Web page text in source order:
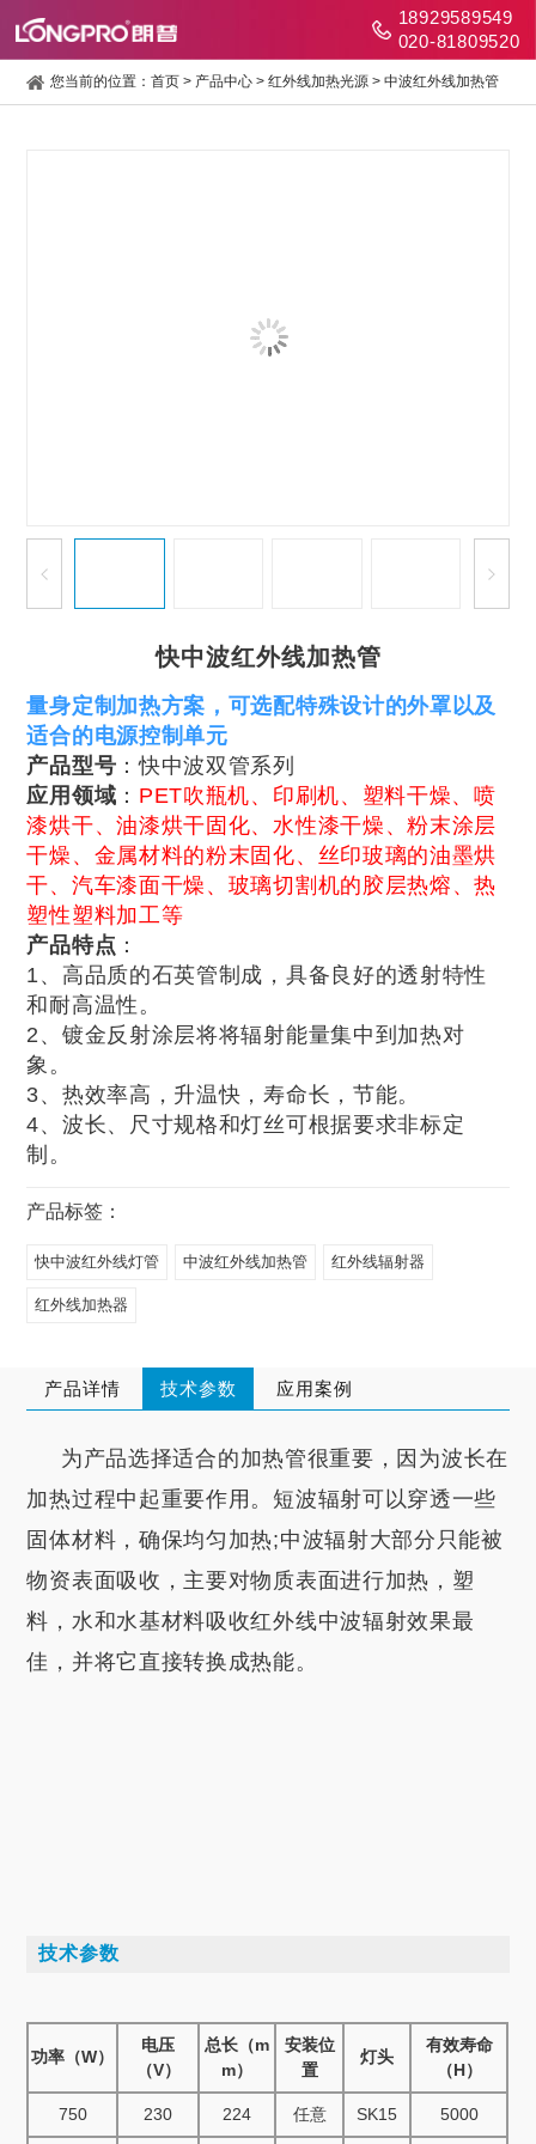
18929589549
020-81809520
您当前的位置：首页 > 产品中心 >红外线加热光源 >中波红外线加热管
快中波红外线加热管
量身定制加热方案，可选配特殊设计的外罩以及
适合的电源控制单元
产品型号 ：快中波双管系列
应用领域 ： PET吹瓶机、印刷机、塑料干燥、喷
漆烘干、油漆烘干固化、水性漆干燥、粉末涂层
干燥、金属材料的粉末固化、丝印玻璃的油墨烘
干、汽车漆面干燥、玻璃切割机的胶层热熔、热
塑性塑料加工等
产品特点 ：
1、高品质的石英管制成，具备良好的透射特性
和耐高温性。
2、镀金反射涂层将将辐射能量集中到加热对
象。
3、热效率高，升温快，寿命长，节能。
4、波长、尺寸规格和灯丝可根据要求非标定
制。
产品标签：
快中波红外线灯管 中波红外线加热管 红外线辐射器
红外线加热器
产品详情 技术参数 应用案例
为产品选择适合的加热管很重要，因为波长在
加热过程中起重要作用。短波辐射可以穿透一些
固体材料，确保均匀加热;中波辐射大部分只能被
物资表面吸收，主要对物质表面进行加热，塑
料，水和水基材料吸收红外线中波辐射效果最
佳，并将它直接转换成热能。
技术参数
功率（W）
电压
（V）
总长（m
m）
安装位
置
灯头
有效寿命
（H）
750 230 224 任意 SK15 5000